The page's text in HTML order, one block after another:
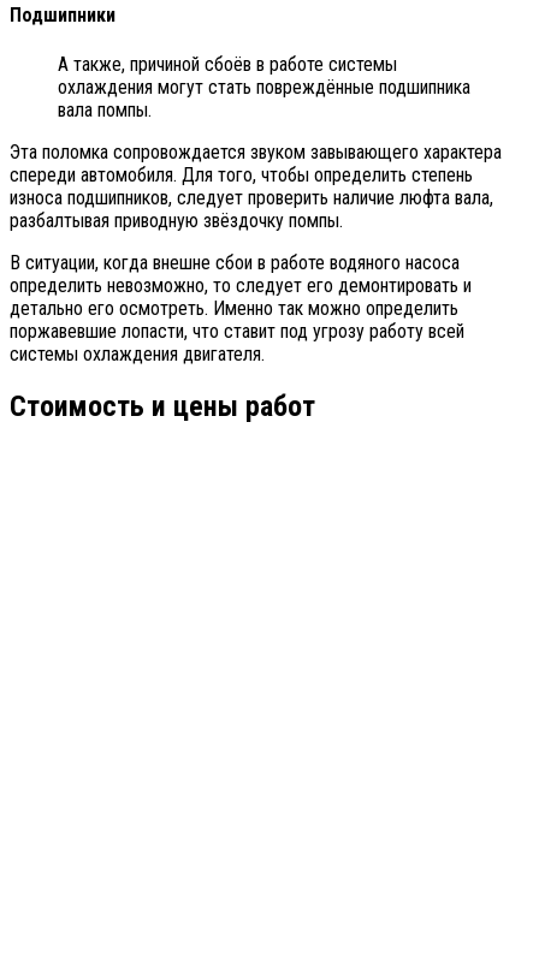
Подшипники
А также, причиной сбоёв в работе системы
охлаждения могут стать повреждённые подшипника
вала помпы.
Эта поломка сопровождается звуком завывающего характера
спереди автомобиля. Для того, чтобы определить степень
износа подшипников, следует проверить наличие люфта вала,
разбалтывая приводную звёздочку помпы.
В ситуации, когда внешне сбои в работе водяного насоса
определить невозможно, то следует его демонтировать и
детально его осмотреть. Именно так можно определить
поржавевшие лопасти, что ставит под угрозу работу всей
системы охлаждения двигателя.
Стоимость и цены работ